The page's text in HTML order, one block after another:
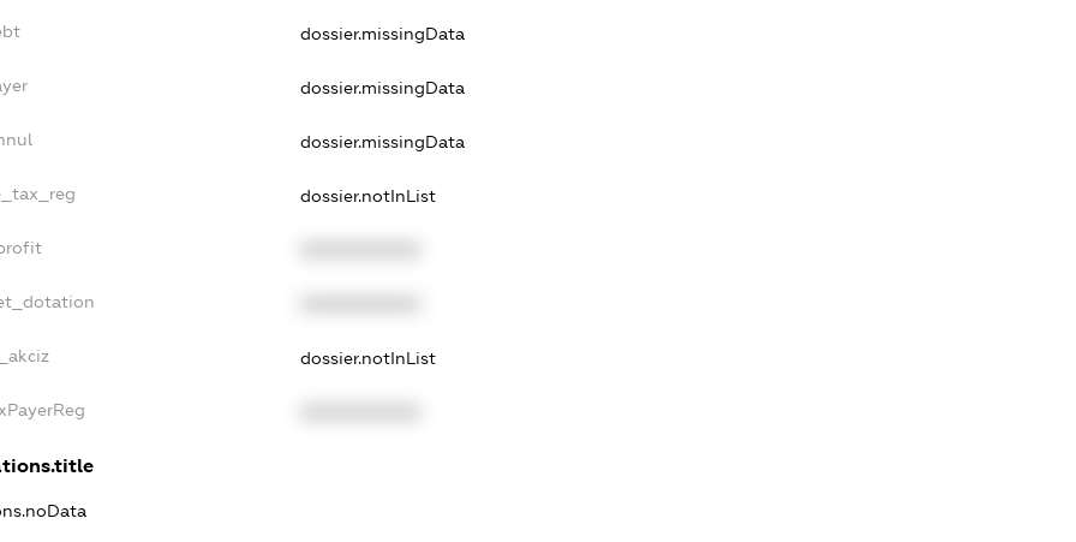
dossier.missingData
dossier.missingData
dossier.missingData
dossier.notInList
dossier.notInList